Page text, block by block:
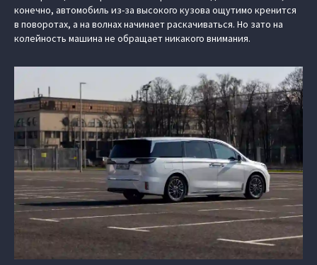
конечно, автомобиль из-за высокого кузова ощутимо кренится
в поворотах, а на волнах начинает раскачиваться. Но зато на
колейность машина не обращает никакого внимания.